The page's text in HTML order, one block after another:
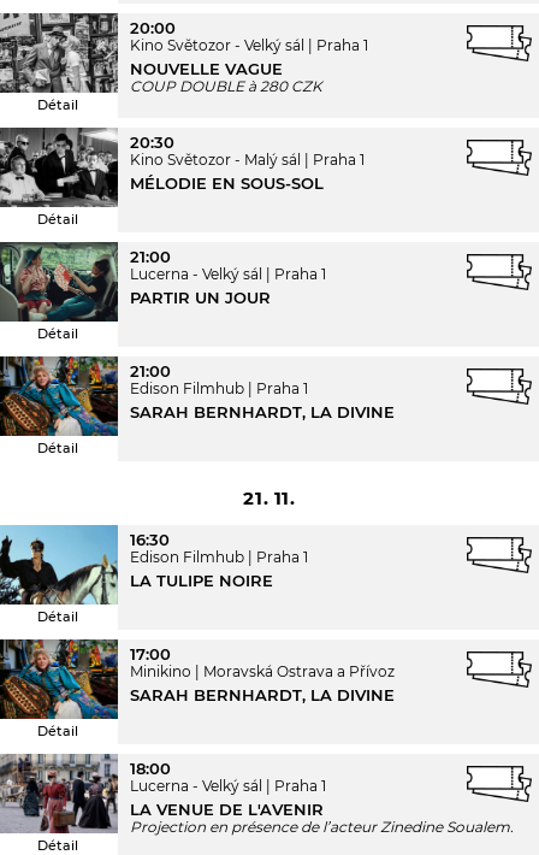
Détail
20:00
Kino Světozor - Velký sál Praha 1
NOUVELLE VAGUE
COUP DOUBLE à 280 CZK
Détail
20:30
Kino Světozor - Malý sál Praha 1
MÉLODIE EN SOUS-SOL
Détail
21:00
Lucerna - Velký sál Praha 1
PARTIR UN JOUR
Détail
21:00
Edison Filmhub Praha 1
SARAH BERNHARDT, LA DIVINE
21. 11.
Détail
16:30
Edison Filmhub Praha 1
LA TULIPE NOIRE
Détail
17:00
Minikino Moravská Ostrava a Přívoz
SARAH BERNHARDT, LA DIVINE
Détail
18:00
Lucerna - Velký sál Praha 1
LA VENUE DE L'AVENIR
Projection en présence de l’acteur Zinedine Soualem.